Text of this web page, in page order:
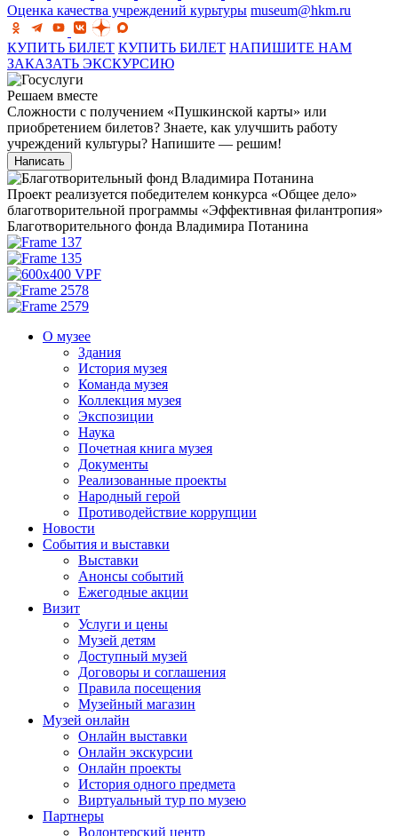
Оценка качества учреждений курьтуры museum@hkm.ru
КУПИТЬ БИЛЕТ КУПИТЬ БИЛЕТ НАПИШИТЕ НАМ
ЗАКАЗАТЬ ЭКСКУРСИЮ
Решаем вместе
Сложности с получением «Пушкинской карты» или
приобретением билетов? Знаете, как улучшить работу
учреждений культуры? Напишите — решим!
Написать
Проект реализуется победителем конкурса «Общее дело»
благотворительной программы «Эффективная филантропия»
Благотворительного фонда Владимира Потанина
О музее
Здания
История музея
Команда музея
Коллекция музея
Экспозиции
Наука
Почетная книга музея
Документы
Реализованные проекты
Народный герой
Противодействие коррупции
Новости
События и выставки
Выставки
Анонсы событий
Ежегодные акции
Визит
Услуги и цены
Музей детям
Доступный музей
Договоры и соглашения
Правила посещения
Музейный магазин
Музей онлайн
Онлайн выставки
Онлайн экскурсии
Онлайн проекты
История одного предмета
Виртуальный тур по музею
Партнеры
Волонтерский центр